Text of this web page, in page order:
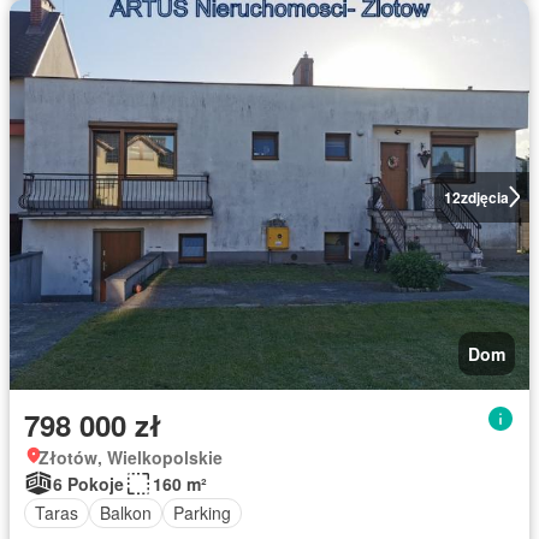
12zdjęcia
Dom
798 000 zł
Złotów, Wielkopolskie
6 Pokoje
160 m²
Taras
Balkon Parking